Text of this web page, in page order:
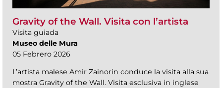
Gravity of the Wall. Visita con l’artista
Visita guiada
Museo delle Mura
05 Febrero 2026
L’artista malese Amir Zainorin conduce la visita alla sua
mostra Gravity of the Wall. Visita esclusiva in inglese